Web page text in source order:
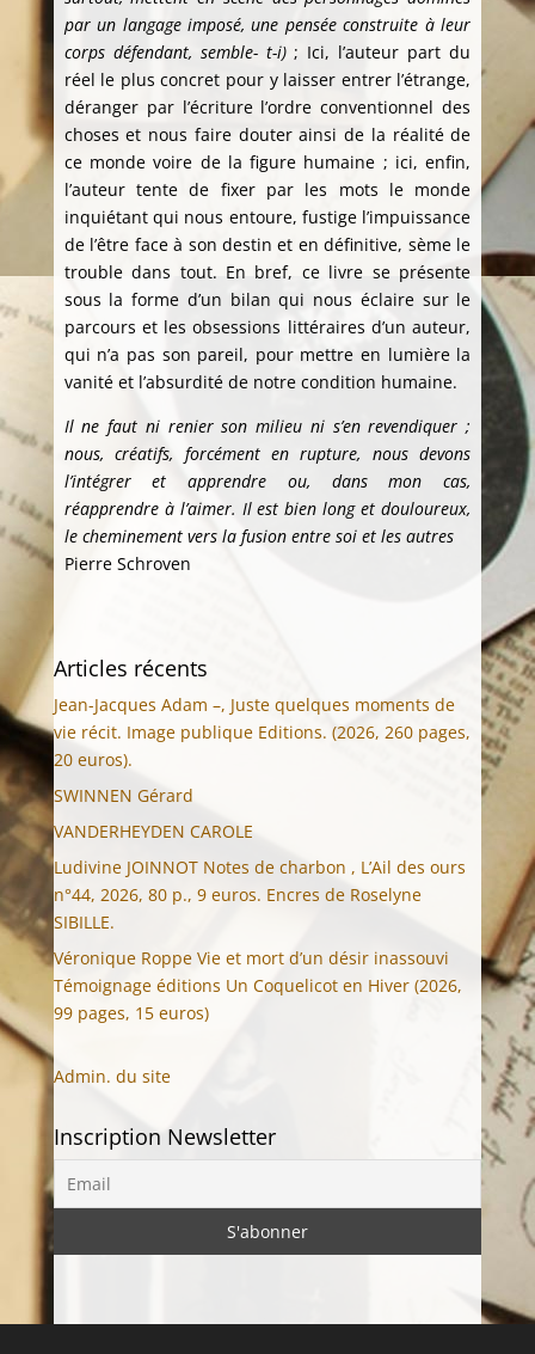
par un langage imposé, une pensée construite à leur
corps défendant, semble- t-i); Ici, l’auteur part du
réel le plus concret pour y laisser entrer l’étrange,
déranger par l’écriture l’ordre conventionnel des
choses et nous faire douter ainsi de la réalité de
ce monde voire de la figure humaine ; ici, enfin,
l’auteur tente de fixer par les mots le monde
inquiétant qui nous entoure, fustige l’impuissance
de l’être face à son destin et en définitive, sème le
trouble dans tout. En bref, ce livre se présente
sous la forme d’un bilan qui nous éclaire sur le
parcours et les obsessions littéraires d’un auteur,
qui n’a pas son pareil, pour mettre en lumière la
vanité et l’absurdité de notre condition humaine.
Il ne faut ni renier son milieu ni s’en revendiquer ;
nous, créatifs, forcément en rupture, nous devons
l’intégrer et apprendre ou, dans mon cas,
réapprendre à l’aimer. Il est bien long et douloureux,
le cheminement vers la fusion entre soi et les autres
Pierre Schroven
Articles récents
Jean-Jacques Adam –, Juste quelques moments de
vie récit. Image publique Editions. (2026, 260 pages,
20 euros).
SWINNEN Gérard
VANDERHEYDEN CAROLE
Ludivine JOINNOT Notes de charbon , L’Ail des ours
n°44, 2026, 80 p., 9 euros. Encres de Roselyne
SIBILLE.
Véronique Roppe Vie et mort d’un désir inassouvi
Témoignage éditions Un Coquelicot en Hiver (2026,
99 pages, 15 euros)
Admin. du site
Inscription Newsletter